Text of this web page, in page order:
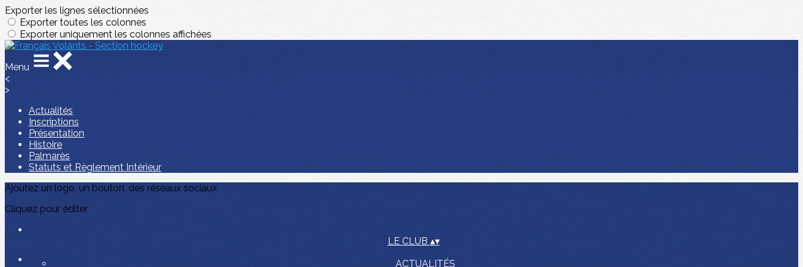
Exporter les lignes sélectionnées
Exporter toutes les colonnes
Exporter uniquement les colonnes affichées
Menu
<
>
Actualités
Inscriptions
Présentation
Histoire
Palmarès
Statuts et Règlement Intérieur
Ajoutez un logo, un bouton, des réseaux sociaux
Cliquez pour éditer
LE CLUB ▴▾
ACTUALITÉS